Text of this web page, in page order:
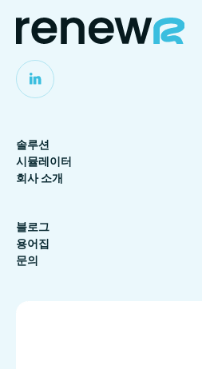
솔루션
시뮬레이터
회사 소개
블로그
용어집
문의